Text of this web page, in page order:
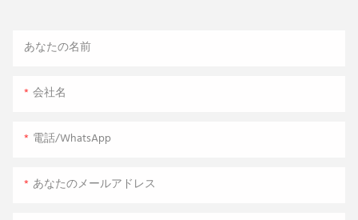
あなたの名前
会社名
電話/WhatsApp
あなたのメールアドレス